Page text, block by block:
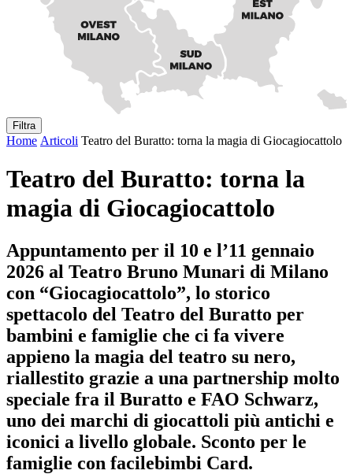
Filtra
Home Articoli Teatro del Buratto: torna la magia di Giocagiocattolo
Teatro del Buratto: torna la
magia di Giocagiocattolo
Appuntamento per il 10 e l’11 gennaio
2026 al Teatro Bruno Munari di Milano
con “Giocagiocattolo”, lo storico
spettacolo del Teatro del Buratto per
bambini e famiglie che ci fa vivere
appieno la magia del teatro su nero,
riallestito grazie a una partnership molto
speciale fra il Buratto e FAO Schwarz,
uno dei marchi di giocattoli più antichi e
iconici a livello globale. Sconto per le
famiglie con facilebimbi Card.